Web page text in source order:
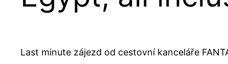
Last minute zájezd od cestovní kanceláře